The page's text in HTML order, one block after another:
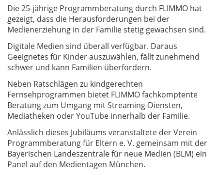
Die 25-jährige Programmberatung durch FLIMMO hat
gezeigt, dass die Herausforderungen bei der
Medienerziehung in der Familie stetig gewachsen sind.
Digitale Medien sind überall verfügbar. Daraus
Geeignetes für Kinder auszuwählen, fällt zunehmend
schwer und kann Familien überfordern.
Neben Ratschlägen zu kindgerechten
Fernsehprogrammen bietet FLIMMO fachkomptente
Beratung zum Umgang mit Streaming-Diensten,
Mediatheken oder YouTube innerhalb der Familie.
Anlässlich dieses Jubiläums veranstaltete der Verein
Programmberatung für Eltern e. V. gemeinsam mit der
Bayerischen Landeszentrale für neue Medien (BLM) ein
Panel auf den Medientagen München.